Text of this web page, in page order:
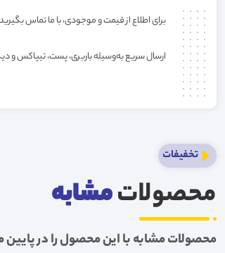
برای اطلاع از قیمت و موجودی، با ما تماس
ارسال سریع به‌وسیله باربری، پست، تیپاکس
تخفیفات
محصولاتمشابه
محصولات مشابه با این محصول را در پایین